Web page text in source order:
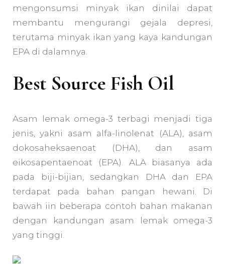
mengonsumsi minyak ikan dinilai dapat
membantu mengurangi gejala depresi,
terutama minyak ikan yang kaya kandungan
EPA di dalamnya.
Best Source Fish Oil
Asam lemak omega-3 terbagi menjadi tiga
jenis, yakni asam alfa-linolenat (ALA), asam
dokosaheksaenoat (DHA), dan asam
eikosapentaenoat (EPA). ALA biasanya ada
pada biji-bijian, sedangkan DHA dan EPA
terdapat pada bahan pangan hewani. Di
bawah iin beberapa contoh bahan makanan
dengan kandungan asam lemak omega-3
yang tinggi.